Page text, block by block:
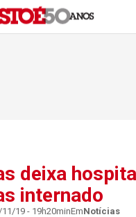
deixa
internado
11/19 - 19h20minEmNotícias